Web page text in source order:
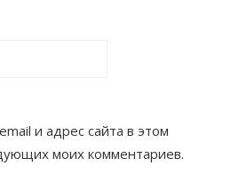
и адрес сайта в этом
моих комментариев.